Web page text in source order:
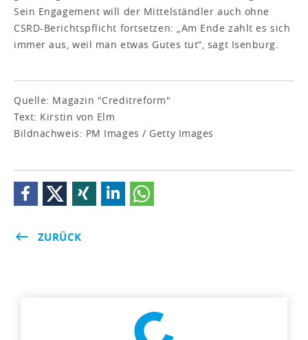
Sein Engagement will der Mittelständler auch ohne
CSRD-Berichtspflicht fortsetzen: „Am Ende zahlt es sich
immer aus, weil man etwas Gutes tut“, sagt Isenburg.
Quelle: Magazin "Creditreform"
Text: Kirstin von Elm
Bildnachweis: PM Images / Getty Images
ZURÜCK